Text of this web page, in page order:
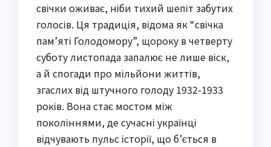
свічки оживає, ніби тихий шепіт забутих
голосів. Ця традиція, відома як “свічка
пам’яті Голодомору”, щороку в четверту
суботу листопада запалює не лише віск,
а й спогади про мільйони життів,
згаслих від штучного голоду 1932-1933
років. Вона стає мостом між
поколіннями, де сучасні українці
відчувають пульс історії, що б’ється в